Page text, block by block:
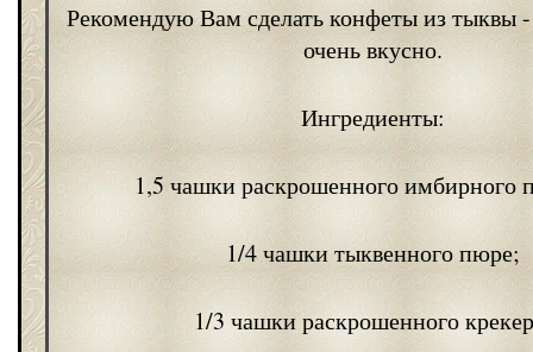
Рекомендую Вам сделать конфеты из тыквы
очень вкусно.
Ингредиенты:
1,5 чашки раскрошенного имбирного
1/4 чашки тыквенного пюре;
1/3 чашки раскрошенного